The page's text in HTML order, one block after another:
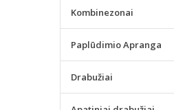
Kombinezonai
Paplūdimio Apranga
Drabužiai